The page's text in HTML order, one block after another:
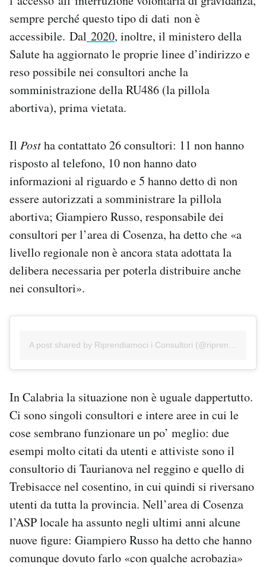
sempre perché questo tipo di dati non è
accessibile. Dal 2020, inoltre, il ministero della
Salute ha aggiornato le proprie linee d’indirizzo e
reso possibile nei consultori anche la
somministrazione della RU486 (la pillola
abortiva), prima vietata.
Il Postha contattato 26 consultori: 11 non hanno
risposto al telefono, 10 non hanno dato
informazioni al riguardo e 5 hanno detto di non
essere autorizzati a somministrare la pillola
abortiva; Giampiero Russo, responsabile dei
consultori per l’area di Cosenza, ha detto che «a
livello regionale non è ancora stata adottata la
delibera necessaria per poterla distribuire anche
nei consultori».
A post shared by Riprendiamoci i Consultori (@riprendiamoci_consultori)
In Calabria la situazione non è uguale dappertutto.
Ci sono singoli consultori e intere aree in cui le
cose sembrano funzionare un po’ meglio: due
esempi molto citati da utenti e attiviste sono il
consultorio di Taurianova nel reggino e quello di
Trebisacce nel cosentino, in cui quindi si riversano
utenti da tutta la provincia. Nell’area di Cosenza
l’ASP locale ha assunto negli ultimi anni alcune
nuove figure: Giampiero Russo ha detto che hanno
comunque dovuto farlo «con qualche acrobazia»